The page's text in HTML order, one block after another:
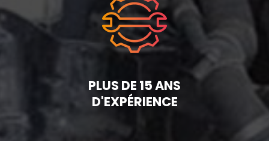
PLUS DE 15 ANS
D'EXPÉRIENCE